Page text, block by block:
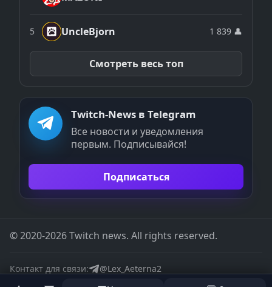
5 UncleBjorn 1 839 👤
Смотреть весь топ
Twitch-News в Telegram
Все новости и уведомления
первым. Подписывайся!
Подписаться
© 2020-2026 Twitch news. All rights reserved.
Контакт для связи:
@Lex_Aeterna2